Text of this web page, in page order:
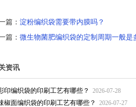
篇： 淀粉编织袋需要带内膜吗？
篇： 微生物菌肥编织袋的定制周期一般是
资讯
印编织袋的印刷工艺有哪些？ 2026-07-28
椒面编织袋的印刷工艺有哪些？ 2026-07-27